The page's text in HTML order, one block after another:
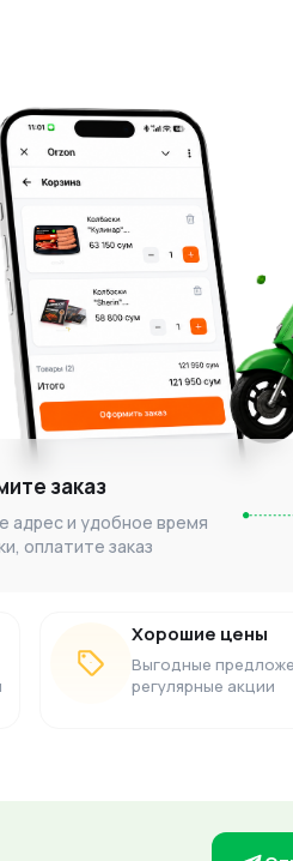
заказ
адрес и удобное время
оплатите заказ
Хорошие цены
Выгодные
регулярные акции